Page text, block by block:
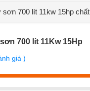
380v/50hz teco/ABB bãi
hệ thống bơm, tủ điều
theo yêu cầu ( Thép hoặc
700 lít 11kw 15hp
700 lít 11Kw 15Hp
giá )